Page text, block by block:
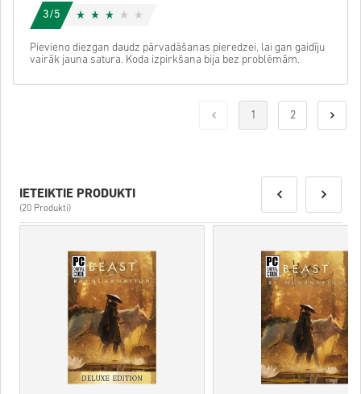
3/5
Pievieno diezgan daudz pārvadāšanas pieredzei, lai gan gaidīju
vairāk jauna satura. Koda izpirkšana bija bez problēmām.
1 2
IETEIKTIE PRODUKTI
(20 Produkti)